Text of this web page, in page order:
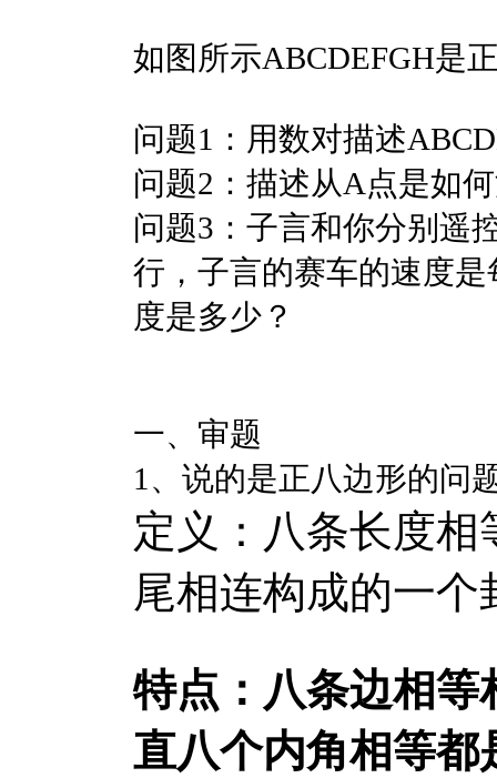
如图所示ABCDEFGH是
问题1：用数对描述
问题2：描述从A点是如
问题3：子言和你分别遥
行，子言的赛车的速度
度是多少？
一、审题
1、说的是正八边形的问
定义：八条长度相
尾相连构成的一个
特点： 八条边相等
直八个内角相等都